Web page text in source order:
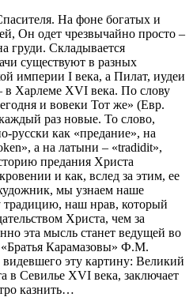
На фоне богатых и
Он одет чрезвычайно просто –
груди. Складывается
существуют в разных
империи I века, а Пилат, иудеи
в Харлеме XVI века. По слову
и вовеки Тот же» (Евр.
раз новые. То слово,
русски как «предание», на
а на латыни – «tradidit»,
предания Христа
и как, вслед за этим, ее
мы узнаем наше
традицию, наш нрав, который
Христа, чем за
эта мысль станет ведущей во
Карамазовы» Ф.М.
видевшего эту картину: Великий
в Севилье XVI века, заключает
казнить…